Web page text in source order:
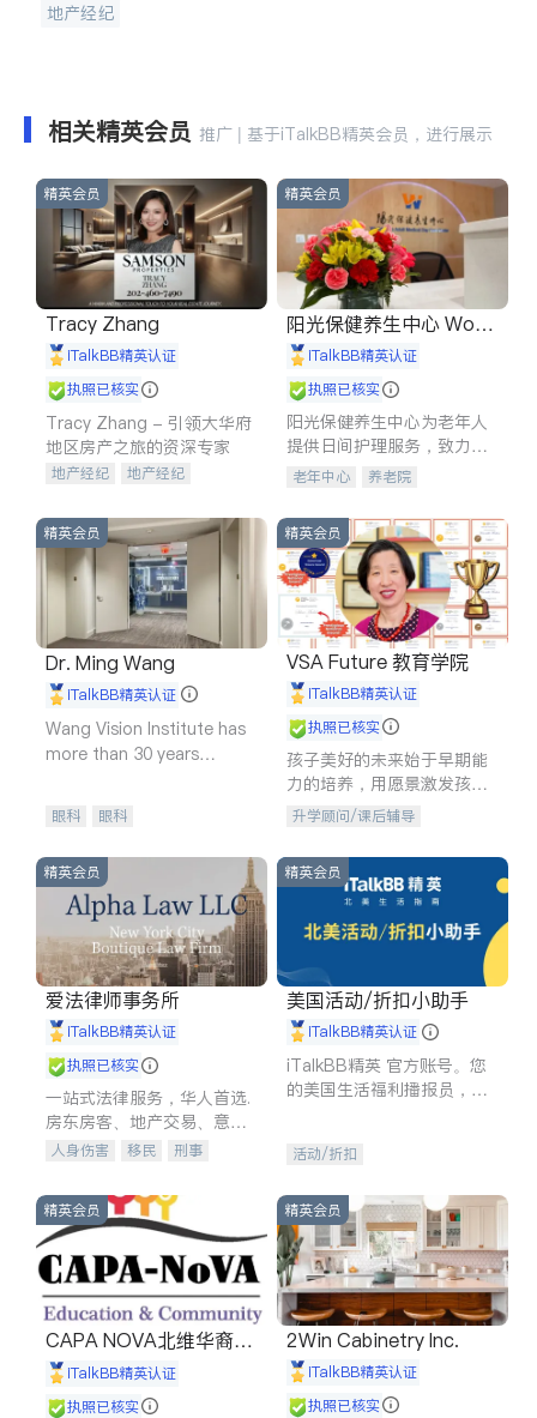
地产经纪
相关精英会员 推广 | 基于iTalkBB精英会员，进行展示
精英会员
Tracy Zhang
iTalkBB精英认证
执照已核实
Tracy Zhang - 引领大华府
地区房产之旅的资深专家
地产经纪
地产经纪
商铺租售
开发商建商
精英会员
阳光保健养生中心 World
shine
iTalkBB精英认证
执照已核实
阳光保健养生中心为老年人
提供日间护理服务，致力于
通过持续的护理创新来有效
老年中心 养老院
精英会员
Dr. Ming Wang
iTalkBB精英认证
Wang Vision Institute has
more than 30 years
眼科 眼科
精英会员
VSA Future 教育学院
iTalkBB精英认证
执照已核实
孩子美好的未来始于早期能
力的培养，用愿景激发孩子
的学习潜力和动力。理念：
拥有成长型心态是成功的基
石。
升学顾问/课后辅导
精英会员
爱法律师事务所
iTalkBB精英认证
执照已核实
一站式法律服务，华人首选.
房东房客、地产交易、意外
伤害、车祸重伤、商业诉
建筑合同、刑事案件全包办
人身伤害 移民
刑事
信托/遗嘱
商业
索赔
律师-其它 保释
精英会员
美国活动/折扣小助手
iTalkBB精英认证
iTalkBB精英 官方账号。您
的美国生活福利播报员，精
专属福利。
活动/折扣
精英会员
CAPA NOVA北维华裔家
长会iTalkBB精英认证
执照已核实
精英会员
2Win Cabinetry Inc.
iTalkBB精英认证
执照已核实